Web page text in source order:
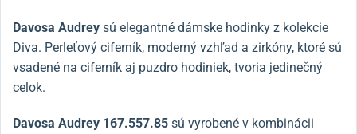
Davosa Audrey sú elegantné dámske hodinky z kolekcie
Diva. Perleťový ciferník, moderný vzhľad a zirkóny, ktoré sú
vsadené na ciferník aj puzdro hodiniek, tvoria jedinečný
celok.
Davosa Audrey 167.557.85 sú vyrobené v kombinácii